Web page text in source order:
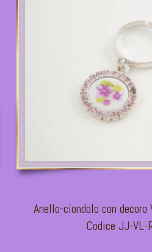
Anello-ciondolo con
Codice JJ-VL-